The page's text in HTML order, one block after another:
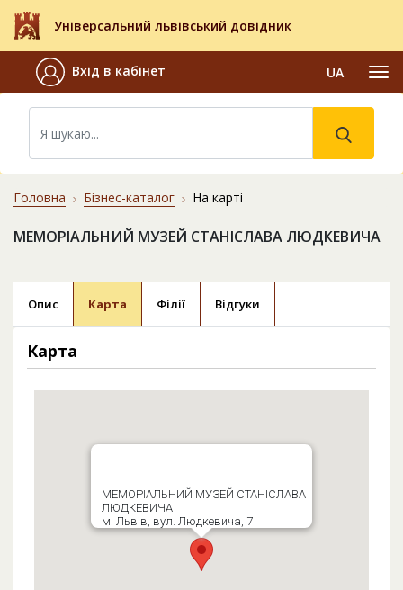
Універсальний львівський довідник
Вхід в кабінет UA
Головна Бізнес-каталог На карті
МЕМОРІАЛЬНИЙ МУЗЕЙ СТАНІСЛАВА ЛЮДКЕВИЧА
Опис Карта Філії Відгуки
Карта
МЕМОРІАЛЬНИЙ МУЗЕЙ СТАНІСЛАВА
ЛЮДКЕВИЧА
м. Львів, вул. Людкевича, 7